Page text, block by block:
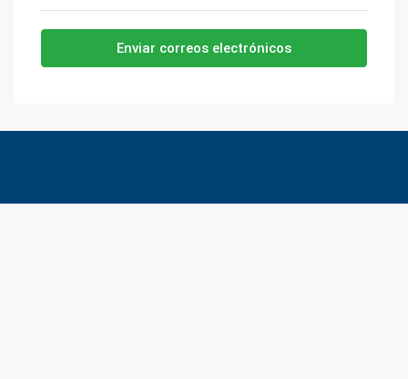
Enviar correos electrónicos